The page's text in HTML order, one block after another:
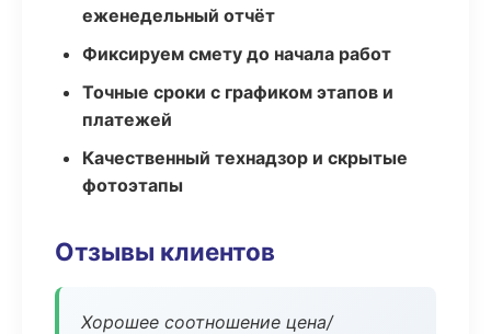
еженедельный отчёт
Фиксируем смету до начала работ
Точные сроки с графиком этапов и
платежей
Качественный технадзор и скрытые
фотоэтапы
Отзывы клиентов
Хорошее соотношение цена/